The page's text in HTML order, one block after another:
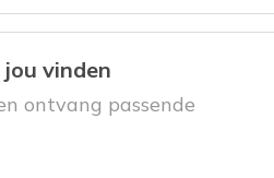
vinden
ontvang passende